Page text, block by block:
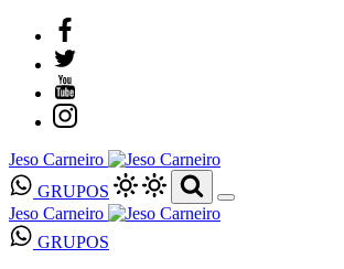
Jeso Carneiro
GRUPOS
Jeso Carneiro
GRUPOS